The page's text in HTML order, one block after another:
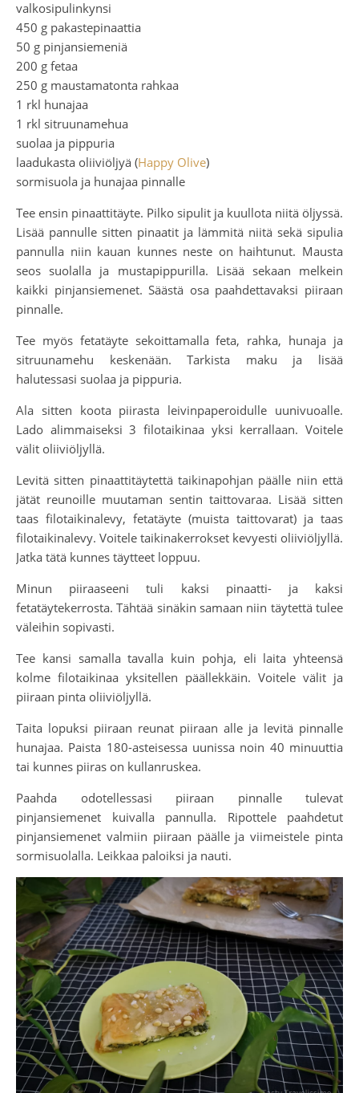
valkosipulinkynsi
450 g pakastepinaattia
50 g pinjansiemeniä
200 g fetaa
250 g maustamatonta rahkaa
1 rkl hunajaa
1 rkl sitruunamehua
suolaa ja pippuria
laadukasta oliiviöljyä (Happy Olive)
sormisuola ja hunajaa pinnalle
Tee ensin pinaattitäyte. Pilko sipulit ja kuullota niitä öljyssä.
Lisää pannulle sitten pinaatit ja lämmitä niitä sekä sipulia
pannulla niin kauan kunnes neste on haihtunut. Mausta
seos suolalla ja mustapippurilla. Lisää sekaan melkein
kaikki pinjansiemenet. Säästä osa paahdettavaksi piiraan
pinnalle.
Tee myös fetatäyte sekoittamalla feta, rahka, hunaja ja
sitruunamehu keskenään. Tarkista maku ja lisää
halutessasi suolaa ja pippuria.
Ala sitten koota piirasta leivinpaperoidulle uunivuoalle.
Lado alimmaiseksi 3 filotaikinaa yksi kerrallaan. Voitele
välit oliiviöljyllä.
Levitä sitten pinaattitäytettä taikinapohjan päälle niin että
jätät reunoille muutaman sentin taittovaraa. Lisää sitten
taas filotaikinalevy, fetatäyte (muista taittovarat) ja taas
filotaikinalevy. Voitele taikinakerrokset kevyesti oliiviöljyllä.
Jatka tätä kunnes täytteet loppuu.
Minun piiraaseeni tuli kaksi pinaatti- ja kaksi
fetatäytekerrosta. Tähtää sinäkin samaan niin täytettä tulee
väleihin sopivasti.
Tee kansi samalla tavalla kuin pohja, eli laita yhteensä
kolme filotaikinaa yksitellen päällekkäin. Voitele välit ja
piiraan pinta oliiviöljyllä.
Taita lopuksi piiraan reunat piiraan alle ja levitä pinnalle
hunajaa. Paista 180-asteisessa uunissa noin 40 minuuttia
tai kunnes piiras on kullanruskea.
Paahda odotellessasi piiraan pinnalle tulevat
pinjansiemenet kuivalla pannulla. Ripottele paahdetut
pinjansiemenet valmiin piiraan päälle ja viimeistele pinta
sormisuolalla. Leikkaa paloiksi ja nauti.